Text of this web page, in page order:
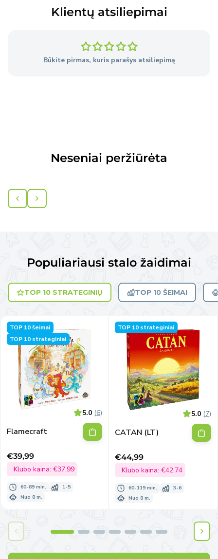
Prekės pristatomos per 2–3 darbo dienas nuo
Pardavėjo sandėlyje nėra reikiamų prekių.
Išsami informacijaapie pristatymo sąlygas.
Klientų atsiliepimai
Būkite pirmas, kuris parašys atsiliepimą
Neseniai peržiūrėta
Populiariausi stalo žaidimai
TOP 10 STRATEGINIŲ TOP 10 ŠEIMAI
TOP 10 šeimai
TOP 10 strateginiai
5.0 (6)
Flamecraft
Išpardavimo
kaina
€39,99
Klubo kaina: €37,99
60-89 min.
1-5
Nuo 8 m.
TOP 10 strateginiai
5.0 (7)
CATAN (LT)
Išpardavimo
kaina
€44,99
Klubo kaina: €42,74
60-119 min.
3-6
Nuo 8 m.